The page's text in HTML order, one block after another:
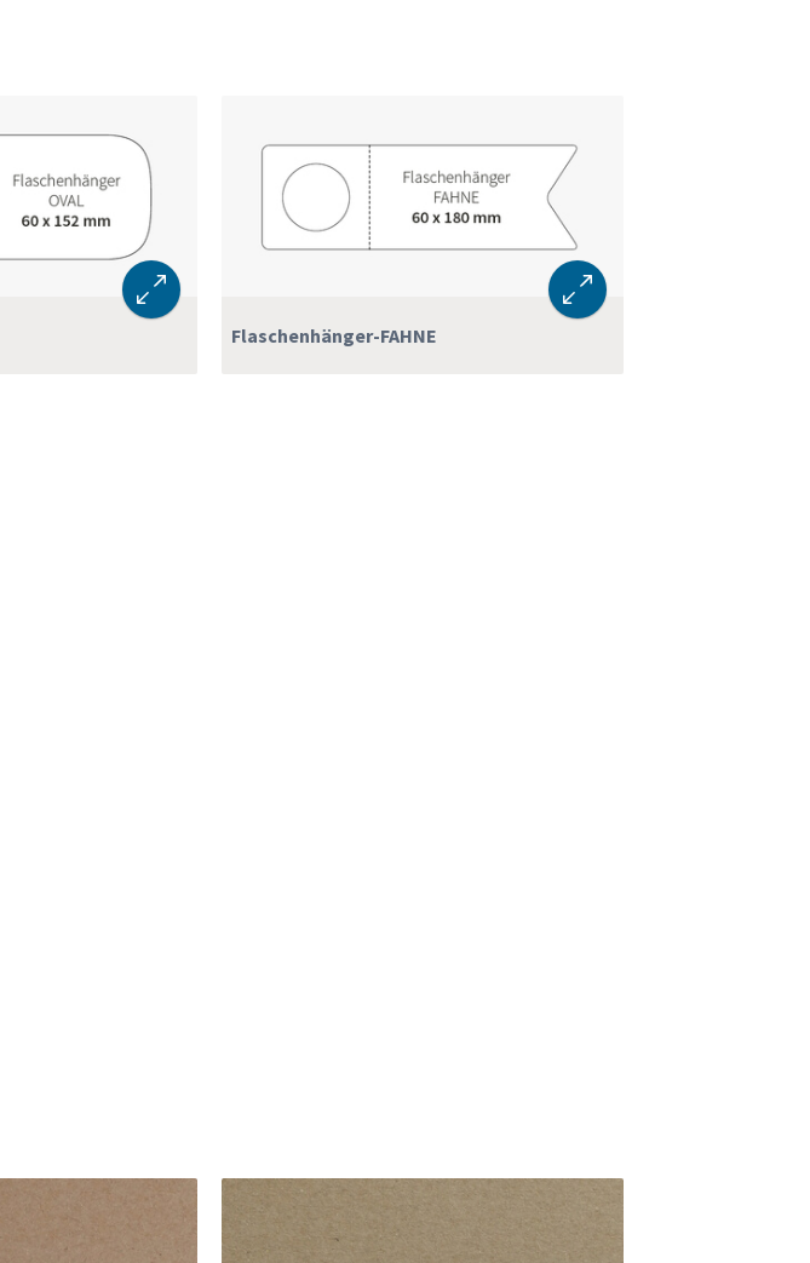
Flaschenhänger-FAHNE